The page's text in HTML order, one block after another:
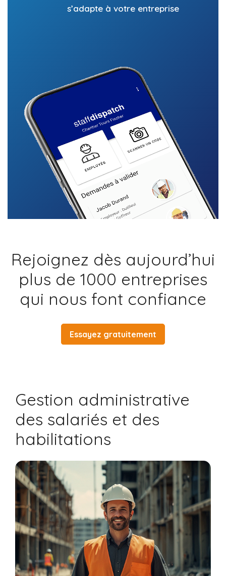
s’adapte à votre entreprise
Rejoignez dès aujourd’hui
plus de 1000 entreprises
qui nous font confiance
Essayez gratuitement
Gestion administrative
des salariés et des
habilitations